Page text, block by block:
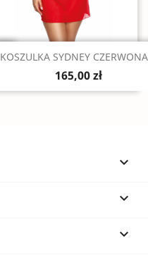
Szybki podgląd
KOSZULKA SYDNEY
165,00 zł


